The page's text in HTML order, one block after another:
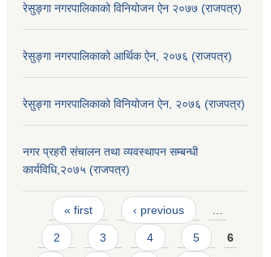
रेसुङ्गा नगरपालिकाको विनियोजन ऐन २०७७ (राजपत्र)
रेसुङ्गा नगरपालिकाको आर्थिक ऐन, २०७६ (राजपत्र)
रेसुङ्गा नगरपालिकाको विनियोजन ऐन, २०७६ (राजपत्र)
नगर प्रहरी संचालन तथा व्यवस्थापन सम्बन्धी
कार्यविधि,२०७५ (राजपत्र)
Pages
« first ‹ previous
2 3 4 5 6